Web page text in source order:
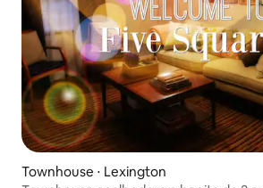
Townhouse ⋅ Lexington